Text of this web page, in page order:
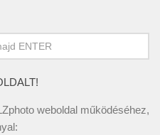
weboldal működéséhez,